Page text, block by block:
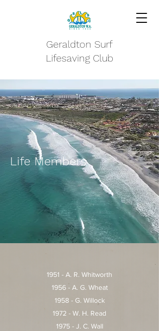
Geraldton Surf
Lifesaving Club
Life Members
1951 - A. R. Whitworth
1956 - A. G. Wheat
1958 - G. Willock
1972 - W. H. Read
1975 - J. C. Wall